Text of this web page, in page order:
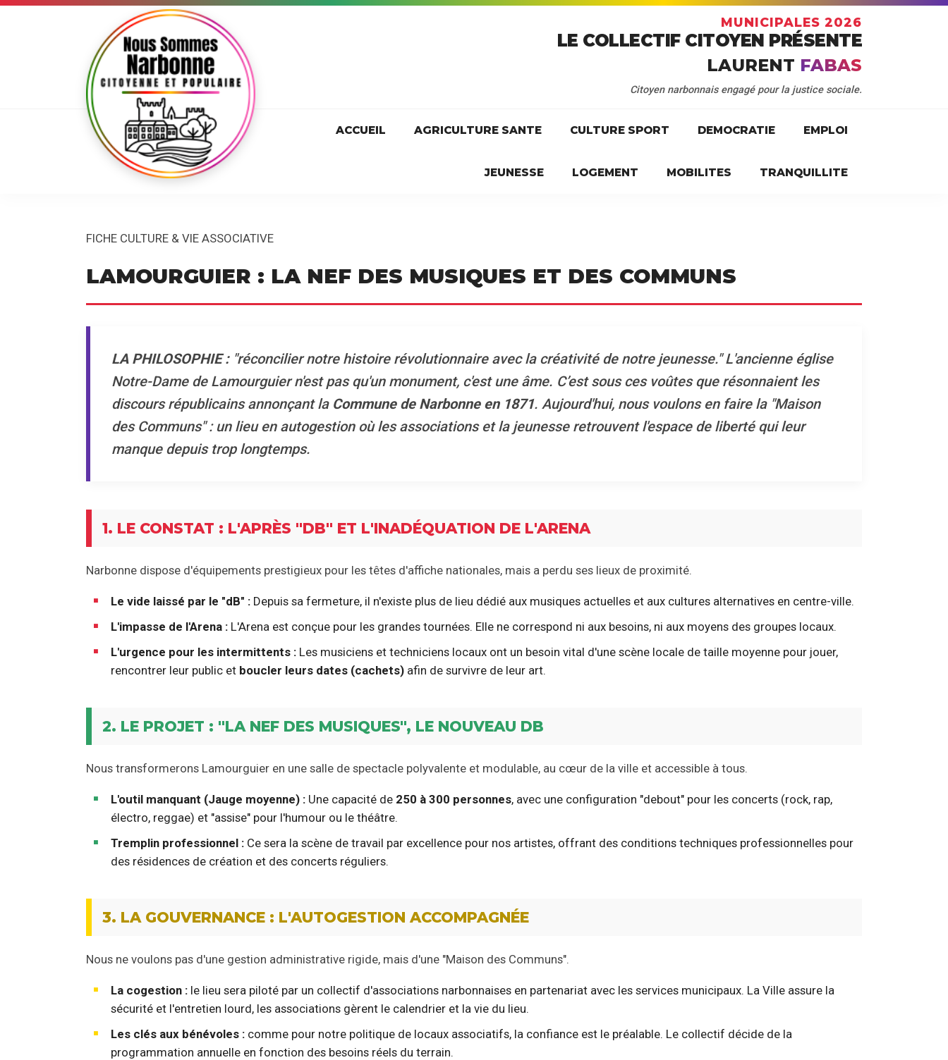
MUNICIPALES 2026
LE COLLECTIF CITOYEN PRÉSENTE
LAURENT FABAS
Citoyen narbonnais engagé pour la justice sociale.
ACCUEIL AGRICULTURE SANTE CULTURE SPORT DEMOCRATIE EMPLOI
JEUNESSE LOGEMENT MOBILITES TRANQUILLITE
FICHE CULTURE & VIE ASSOCIATIVE
LAMOURGUIER : LA NEF DES MUSIQUES ET DES COMMUNS
LA PHILOSOPHIE :"réconcilier notre histoire révolutionnaire avec la créativité de notre jeunesse." L'ancienne église
Notre-Dame de Lamourguier n'est pas qu'un monument, c'est une âme. C’est sous ces voûtes que résonnaient les
discours républicains annonçant la Commune de Narbonne en 1871. Aujourd'hui, nous voulons en faire la "Maison
des Communs" : un lieu en autogestion où les associations et la jeunesse retrouvent l'espace de liberté qui leur
manque depuis trop longtemps.
1. LE CONSTAT : L'APRÈS "DB" ET L'INADÉQUATION DE L'ARENA
Narbonne dispose d'équipements prestigieux pour les têtes d'affiche nationales, mais a perdu ses lieux de proximité.
Le vide laissé par le "dB" : Depuis sa fermeture, il n'existe plus de lieu dédié aux musiques actuelles et aux cultures alternatives en centre-ville.
L'impasse de l'Arena : L'Arena est conçue pour les grandes tournées. Elle ne correspond ni aux besoins, ni aux moyens des groupes locaux.
L'urgence pour les intermittents : Les musiciens et techniciens locaux ont un besoin vital d'une scène locale de taille moyenne pour jouer,
rencontrer leur public et boucler leurs dates (cachets) afin de survivre de leur art.
2. LE PROJET : "LA NEF DES MUSIQUES", LE NOUVEAU DB
Nous transformerons Lamourguier en une salle de spectacle polyvalente et modulable, au cœur de la ville et accessible à tous.
L'outil manquant (Jauge moyenne) : Une capacité de 250 à 300 personnes, avec une configuration "debout" pour les concerts (rock, rap,
électro, reggae) et "assise" pour l'humour ou le théâtre.
Tremplin professionnel : Ce sera la scène de travail par excellence pour nos artistes, offrant des conditions techniques professionnelles pour
des résidences de création et des concerts réguliers.
3. LA GOUVERNANCE : L'AUTOGESTION ACCOMPAGNÉE
Nous ne voulons pas d'une gestion administrative rigide, mais d'une "Maison des Communs".
La cogestion : le lieu sera piloté par un collectif d'associations narbonnaises en partenariat avec les services municipaux. La Ville assure la
sécurité et l'entretien lourd, les associations gèrent le calendrier et la vie du lieu.
Les clés aux bénévoles : comme pour notre politique de locaux associatifs, la confiance est le préalable. Le collectif décide de la
programmation annuelle en fonction des besoins réels du terrain.